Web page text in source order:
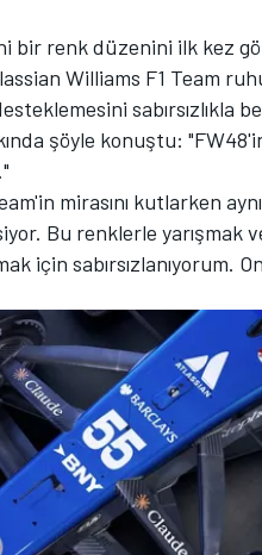
bir renk düzenini ilk kez
Williams F1 Team
sabırsızlıkla
şöyle konuştu:
mirasını kutlarken
Bu renklerle yarışmak
için sabırsızlanıyorum.